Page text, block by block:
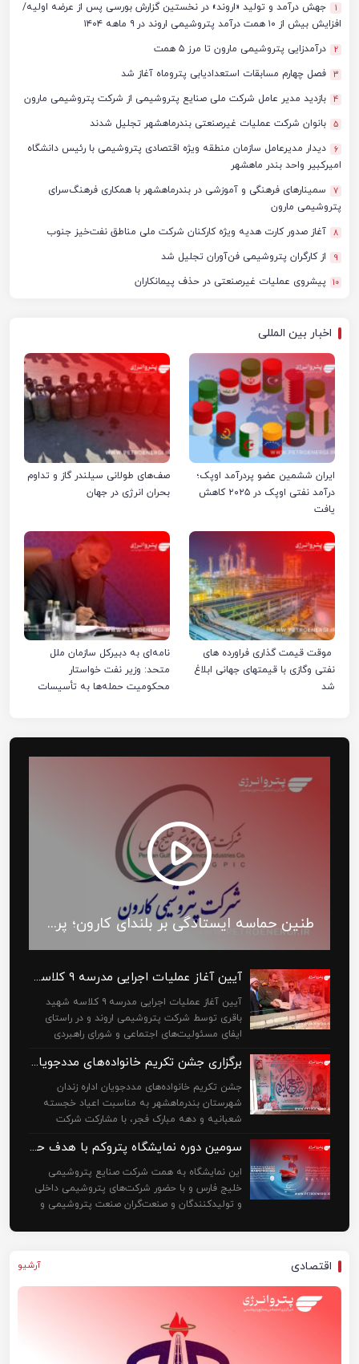
1
جهش درآمد و تولید «اروند» در نخستین گزارش بورسی پس از عرضه اولیه/
افزایش بیش از ۱۰ همت درآمد پتروشیمی اروند در ۹ ماهه ۱۴۰۴
2 درآمدزایی پتروشیمی مارون تا مرز ۵ همت
3 فصل چهارم مسابقات استعدادیابی پتروماه آغاز شد
4 بازدید مدیر عامل شرکت ملی صنایع پتروشیمی از شرکت پتروشیمی مارون
5 بانوان شرکت عملیات غیرصنعتی بندرماهشهر تجلیل شدند
6
دیدار مدیرعامل سازمان منطقه ویژه اقتصادی پتروشیمی با رئیس دانشگاه
امیرکبیر واحد بندر ماهشهر
7
سمینارهای فرهنگی و آموزشی در بندرماهشهر با همکاری فرهنگ‌سرای
پتروشیمی مارون
8 آغاز صدور کارت هدیه ویژه کارکنان شرکت ملی مناطق نفت‌خیز جنوب
9 از کارگران پتروشیمی فن‌آوران تجلیل شد
10 پیشروی عملیات غیرصنعتی در حذف پیمانکاران
اخبار بین المللی
ایران ششمین عضو پردرآمد اوپک؛
درآمد نفتی اوپک در ۲۰۲۵ کاهش
یافت
صف‌های طولانی سیلندر گاز و تداوم
بحران انرژی در جهان
موقت قیمت گذاری فراورده های
نفتی وگازی با قیمتهای جهانی ابلاغ
شد
نامه‌ای به دبیرکل سازمان ملل
متحد: وزیر نفت خواستار
محکومیت حمله‌ها به تأسیسات
طنین حماسه ایستادگی بر بلندای کارون؛ پرچم حسين (ع) بر فراز سنگر صنعت برافراشته شد
آیین آغاز عملیات اجرایی مدرسه ۹ کلاسه شهید باقری در شهر چمران برگزار شد
آیین آغاز عملیات اجرایی مدرسه ۹ کلاسه شهید
باقری توسط شرکت پتروشیمی اروند و در راستای
ایفای مسئولیت‌های اجتماعی و شورای راهبردی
هفتمین سالگرد پیروزی شکوهمند انقلاب
برگزاری جشن تکریم خانواده‌های مددجویان زندان بندرماهشهر با مشارکت پتروشیمی مارون
جشن تکریم خانواده‌های مددجویان اداره زندان
شهرستان بندرماهشهر به مناسبت اعیاد خجسته
شعبانیه و دهه مبارک فجر، با مشارکت شرکت
نهادن به مقام خانواده‌ها و ایجاد
سومین دوره نمایشگاه پتروکم با هدف حمایت از توسعه ساخت داخل ۱۶ تا ۱۸ دی در مرکز نمایشگاه‌های بین‌المللی کیش برگزار می‌شود
این نمایشگاه به همت شرکت صنایع پتروشیمی
خلیج فارس و با حضور شرکت‌های پتروشیمی داخلی
و تولیدکنندگان و صنعت‌گران صنعت پتروشیمی و
اقتصادی آرشیو